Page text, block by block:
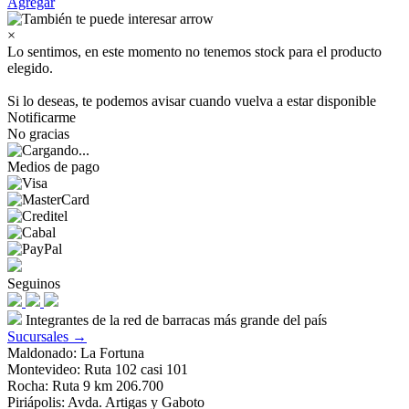
×
Lo sentimos, en este momento no tenemos stock para el producto
elegido.
Si lo deseas, te podemos avisar cuando vuelva a estar disponible
Notificarme
No gracias
Medios de pago
Seguinos
Integrantes de la red de barracas más grande del país
Sucursales →
Maldonado: La Fortuna
Montevideo: Ruta 102 casi 101
Rocha: Ruta 9 km 206.700
Piriápolis: Avda. Artigas y Gaboto